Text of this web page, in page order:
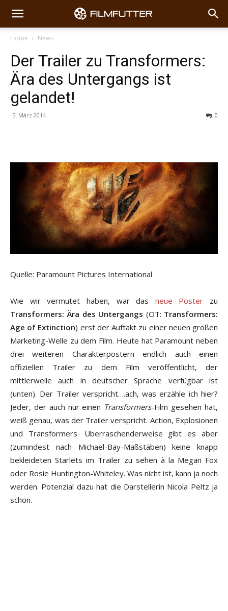
Home News
Der Trailer zu Transformers:
Ära des Untergangs ist
gelandet!
5. März 2014 0
Quelle: Paramount Pictures International
Wie wir vermutet haben, war das neue Poster zu
Transformers: Ära des Untergangs (OT: Transformers:
Age of Extinction) erst der Auftakt zu einer neuen großen
Marketing-Welle zu dem Film. Heute hat Paramount neben
drei weiteren Charakterpostern endlich auch einen
offiziellen Trailer zu dem Film veröffentlicht, der
mittlerweile auch in deutscher Sprache verfügbar ist
(unten). Der Trailer verspricht….ach, was erzähle ich hier?
Jeder, der auch nur einen Transformers-Film gesehen hat,
weiß genau, was der Trailer verspricht. Action, Explosionen
und Transformers. Überraschenderweise gibt es aber
(zumindest nach Michael-Bay-Maßstäben) keine knapp
bekleideten Starlets im Trailer zu sehen à la Megan Fox
oder Rosie Huntington-Whiteley. Was nicht ist, kann ja noch
werden. Potenzial dazu hat die Darstellerin Nicola Peltz ja
schon.